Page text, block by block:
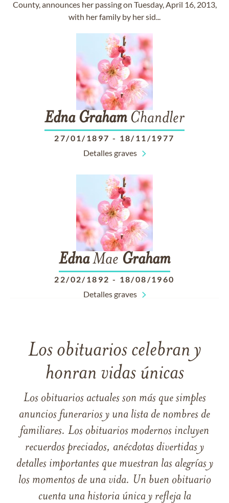
County, announces her passing on Tuesday, April 16, 2013,
with her family by her sid...
Edna GrahamChandler
27/01/1897 - 18/11/1977
Detalles graves
EdnaMae Graham
22/02/1892 - 18/08/1960
Detalles graves
Los obituarios celebran y
honran vidas únicas
Los obituarios actuales son más que simples
anuncios funerarios y una lista de nombres de
familiares. Los obituarios modernos incluyen
recuerdos preciados, anécdotas divertidas y
detalles importantes que muestran las alegrías y
los momentos de una vida. Un buen obituario
cuenta una historia única y refleja la